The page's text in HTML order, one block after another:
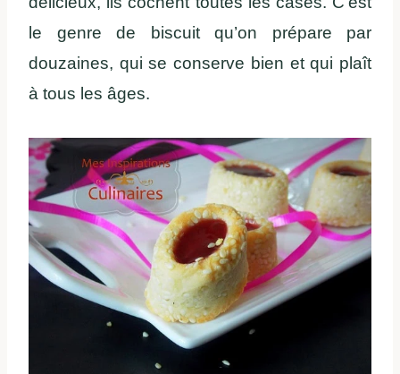
le genre de biscuit qu’on prépare par
douzaines, qui se conserve bien et qui plaît
à tous les âges.